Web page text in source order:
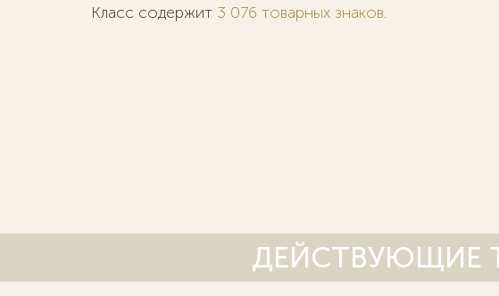
Класс содержит 3 076 товарных знаков.
ДЕЙСТВУЮЩИЕ